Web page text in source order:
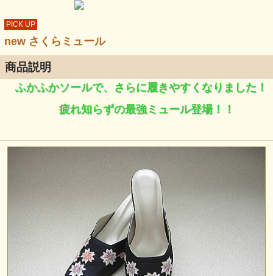
PICK UP
new さくらミュール
商品説明
ふかふかソールで、さらに履きやすくなりました！
疲れ知らずの最強ミュール登場！！